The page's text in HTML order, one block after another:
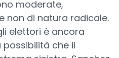
moderate,
non di natura radicale.
elettori è ancora
che il